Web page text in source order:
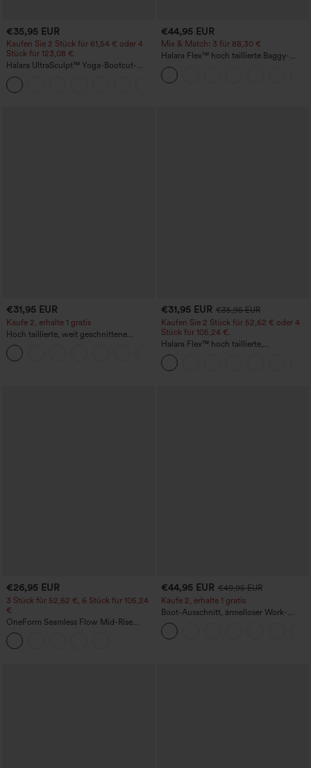
€35,95 EUR
Kaufen Sie 2 Stück für 61,54 € oder 4
Stück für 123,08 €.
Halara UltraSculpt™ Yoga-Bootcut-
Leggings mit hoher Taille,
bauchformender Unterstützung und
Tasche
€44,95 EUR
Mix & Match: 3 für 88,30 €
Halara Flex™ hoch taillierte Baggy-
Jeans mit Taschen, weitem Bein,
stonewashed, lässig
€31,95 EUR
Kaufe 2, erhalte 1 gratis
Hoch taillierte, weit geschnittene
Freizeithose aus Leinenmischung mit
Kordelzug und Taschen
€31,95 EUR €35,95 EUR
Kaufen Sie 2 Stück für 52,62 € oder 4
Stück für 105,24 €.
Halara Flex™ hoch taillierte,
figurformende Arbeitshose, die die Taille
schmaler wirken lässt, mit Taschen,
weitem Bein und Mikro-Waffelstruktur
€26,95 EUR
3 Stück für 52,62 €, 6 Stück für 105,24
€
OneForm Seamless Flow Mid-Rise
Yoga-Leggings - mittelhoher Bund,
bauchformend und mit Po-Lifting-
Effekt
€44,95 EUR €49,95 EUR
Kaufe 2, erhalte 1 gratis
Boot-Ausschnitt, ärmelloser Work-
Jumpsuit mit seitlicher Bindung,
kühlender Cool-Touch-Effekt, gestreift
und mit Taschen – Easy Peezy Edition